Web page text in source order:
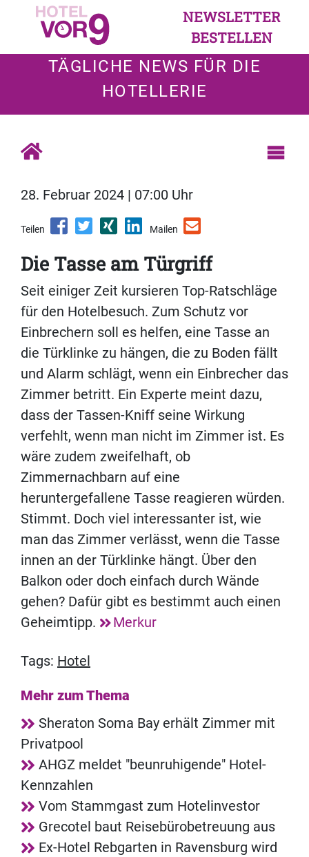
NEWSLETTER
BESTELLEN
TÄGLICHE NEWS FÜR DIE
HOTELLERIE
28. Februar 2024 | 07:00 Uhr
Teilen Mailen
Die Tasse am Türgriff
Seit einiger Zeit kursieren Top-Ratschläge
für den Hotelbesuch. Zum Schutz vor
Einbrechern soll es helfen, eine Tasse an
die Türklinke zu hängen, die zu Boden fällt
und Alarm schlägt, wenn ein Einbrecher das
Zimmer betritt. Ein Experte meint dazu,
dass der Tassen-Kniff seine Wirkung
verfehlt, wenn man nicht im Zimmer ist. Es
wäre zudem zweifelhaft, ob
Zimmernachbarn auf eine
heruntergefallene Tasse reagieren würden.
Stimmt. Doch viel interessanter ist, wie
man das Zimmer verlässt, wenn die Tasse
innen an der Türklinke hängt. Über den
Balkon oder doch einfach durch Wände
gehen? Dafür gibt es bestimmt auch einen
Geheimtipp.
Merkur
Tags: Hotel
Mehr zum Thema
Sheraton Soma Bay erhält Zimmer mit
Privatpool
AHGZ meldet "beunruhigende" Hotel-
Kennzahlen
Vom Stammgast zum Hotelinvestor
Grecotel baut Reisebürobetreuung aus
Ex-Hotel Rebgarten in Ravensburg wird